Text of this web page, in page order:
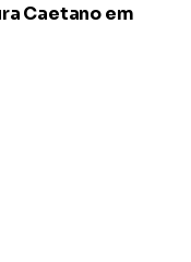
Caetano em